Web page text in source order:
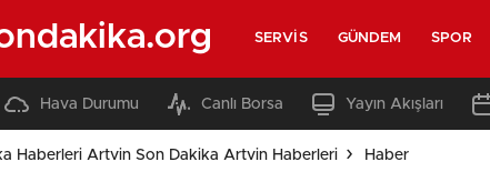
SERVIS GÜNDEM SPOR
Hava Durumu Canlı Borsa Yayın Akışları
Haberleri Artvin Son Dakika Artvin Haberleri Haber